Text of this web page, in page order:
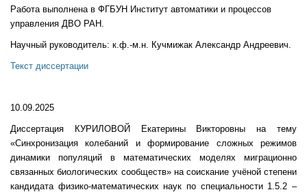
Работа выполнена в ФГБУН Институт автоматики и процессов
управления ДВО РАН.
Научный руководитель: к.ф.-м.н. Кучмижак Александр Андреевич.
Текст диссертации
10.09.2025
Диссертация КУРИЛОВОЙ Екатерины Викторовны на тему
«Синхронизация колебаний и формирование сложных режимов
динамики популяций в математических моделях миграционно
связанных биологических сообществ» на соискание учёной степени
кандидата физико-математических наук по специальности 1.5.2 –